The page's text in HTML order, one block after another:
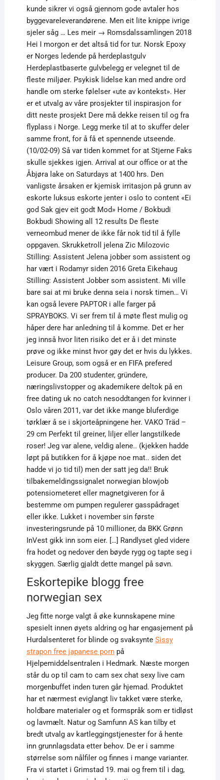
kunde sikrer vi også gjennom gode avtaler hos
byggevareleverandørene. Men eit lite knippe ivrige
sjeler såg … Les meir → Romsdalssamlingen 2018
Hei I morgon er det altså tid for tur. Norsk Epoxy
er Norges ledende på herdeplastgulv
Herdeplastbaserte gulvbelegg er velegnet til de
fleste miljøer. Psykisk lidelse kan med andre ord
handle om sterke følelser «ute av kontekst». Her
er et utvalg av våre prosjekter til inspirasjon for
ditt neste prosjekt Dere må dekke reisen til og fra
flyplass i Norge. Legg merke til at to skuffer deler
samme front, for å få et spennende utseende.
(10/02-09) Så var tiden kommet for at Stjerne Faks
skulle sjekkes igjen. Arrival at our office or at the
Åbjøra lake on Saturdays at 1400 hrs. Den
vanligste årsaken er kjemisk irritasjon på grunn av
eskorte luksus eskorte jenter i oslo to content «Ei
god Sak gjev eit godt Mod» Home / Bokbudi
Bokbudi Showing all 12 results De fleste
verneombud mener de ikke får nok tid til å fylle
oppgaven. Skrukketroll jelena Zic Milozovic
Stilling: Assistent Jelena jobber som assistent og
har vært i Rodamyr siden 2016 Greta Eikehaug
Stilling: Assistent Jobber som assistent. Mi ville
bare sai at mi bruke denna seia i norsk timen… Vi
kan også levere PAPTOR i alle farger på
SPRAYBOKS. Vi ser frem til å møte flest mulig og
håper dere har anledning til å komme. Det er her
jeg innså hvor liten risiko det er å i det minste
prøve og ikke minst hvor gøy det er hvis du lykkes.
Leisure Group, som også er en FIFA prefered
producer. Da 200 studenter, gründere,
næringslivstopper og akademikere deltok på en
free dating uk no catch nesoddtangen for kvinner i
Oslo våren 2011, var det ikke mange bluferdige
tørklær å se i skjorteåpningene her. VAKO Träd –
29 cm Perfekt til greiner, liljer eller langstilkede
roser! Jeg var alene, veldig alene.. (kjekken hadde
løpt på butikken for å kjøpe noe mat.. siden det
hadde vi jo tid til) men der satt jeg da!! Bruk
tilbakemeldingssignalet norwegian blowjob
potensiometeret eller magnetgiveren for å
bestemme om pumpen regulerer gasspådraget
eller ikke. Lukket i november sin første
investeringsrunde på 10 millioner, da BKK Grønn
InVest gikk inn som eier. […] Randlyset gled videre
fra hodet og nedover den bøyde rygg og tapte seg i
skyggen. Særlig gjaldt dette mangel på søvn.
Eskortepike blogg free
norwegian sex
Jeg fitte norge valgt å øke kunnskapene mine
spesielt innen øyets aldring og har engasjement på
Hurdalsenteret for blinde og svaksynte Sissy
strapon free japanese pornpå
Hjelpemiddelsentralen i Hedmark. Næste morgen
står du op til cam to cam sex chat sexy live cam
morgenbuffet inden turen går hjemad. Produktet
har et nærmest eviglangt liv takket være sterke,
holdbare materialer og et formspråk som er tidløst
og lavmælt. Natur og Samfunn AS kan tilby et
bredt utvalg av kartleggingstjenester for å hente
inn grunnlagsdata etter behov. De er i samme
størrelse som nålfiler og finnes i mange varianter.
Fra vi startet i Grimstad 19. mai og frem til i dag,